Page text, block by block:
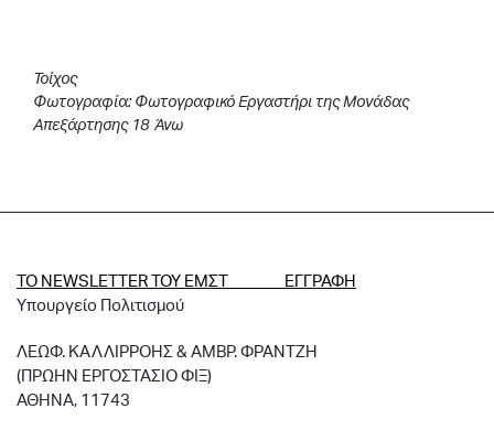
Τοίχος
Φωτογραφία: Φωτογραφικό Εργαστήρι της Μονάδας
Απεξάρτησης 18 Άνω
ΤΟ NEWSLETTER ΤΟΥ ΕΜΣΤ ΕΓΓΡΑΦΗ
Υπουργείο Πολιτισμού
ΛΕΩΦ. ΚΑΛΛΙΡΡΟΗΣ & ΑΜΒΡ. ΦΡΑΝΤΖΗ
(ΠΡΩΗΝ ΕΡΓΟΣΤΑΣΙΟ ΦΙΞ)
ΑΘΗΝΑ, 11743